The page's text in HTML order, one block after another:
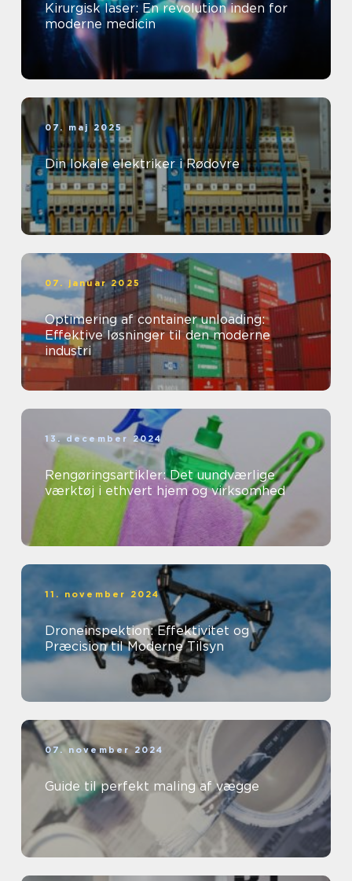
Kirurgisk laser: En revolution inden for
moderne medicin
07. maj 2025
Din lokale elektriker i Rødovre
07. januar 2025
Optimering af container unloading:
Effektive løsninger til den moderne
industri
13. december 2024
Rengøringsartikler: Det uundværlige
værktøj i ethvert hjem og virksomhed
11. november 2024
Droneinspektion: Effektivitet og
Præcision til Moderne Tilsyn
07. november 2024
Guide til perfekt maling af vægge